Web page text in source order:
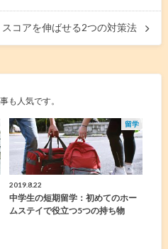
スコアを伸ばせる2つの対策法
も人気です。
留学
2019.8.22
中学生の短期留学：初めてのホー
ムステイで役立つ5つの持ち物